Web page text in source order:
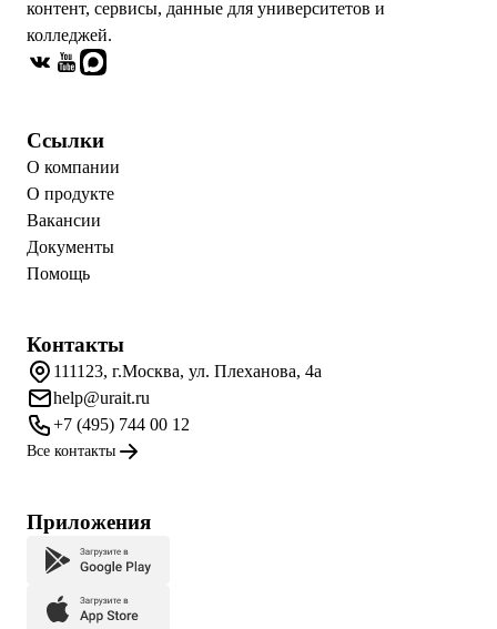
контент, сервисы, данные для университетов и
колледжей.
Ссылки
О компании
О продукте
Вакансии
Документы
Помощь
Контакты
111123, г.Москва, ул. Плеханова, 4а
help@urait.ru
+7 (495) 744 00 12
Все контакты
Приложения